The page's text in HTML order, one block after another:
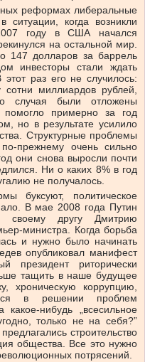
реформах либеральные
ситуации, когда возникли
году в США начался
на остальной мир.
147 долларов за баррель
инвесторы стали ждать
раз его не случилось:
сотни миллиардов рублей,
случая были отложены
примерно за год
но в результате усилило
Структурные проблемы
прежнему очень сильно
они снова выросли почти
Ни о каких 8% в год
не получалось.
буксуют, политическое
В мае 2008 года Путин
своему другу Дмитрию
министра. Когда борьба
и нужно было начинать
опубликовал манифест
президент риторически
тащить в наше будущее
хроническую коррупцию,
в решении проблем
„всесильное
только не на себя?”
строительство
общества. Все это нужно
потрясений.